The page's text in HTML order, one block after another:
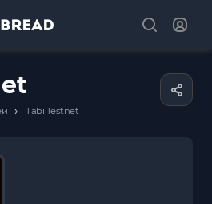
› Tabi Testnet